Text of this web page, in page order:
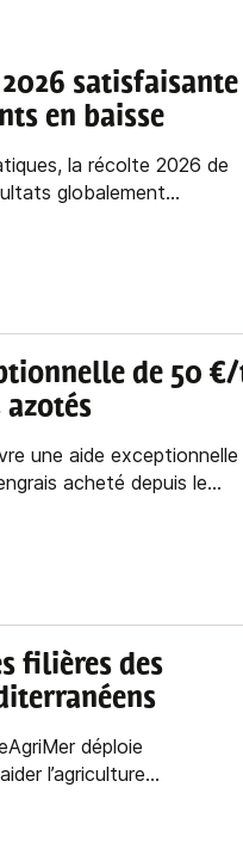
satisfaisante
en baisse
la récolte 2026 de
globalement...
de 50
azotés
une aide exceptionnelle
acheté depuis le...
filières des
déploie
l’agriculture...